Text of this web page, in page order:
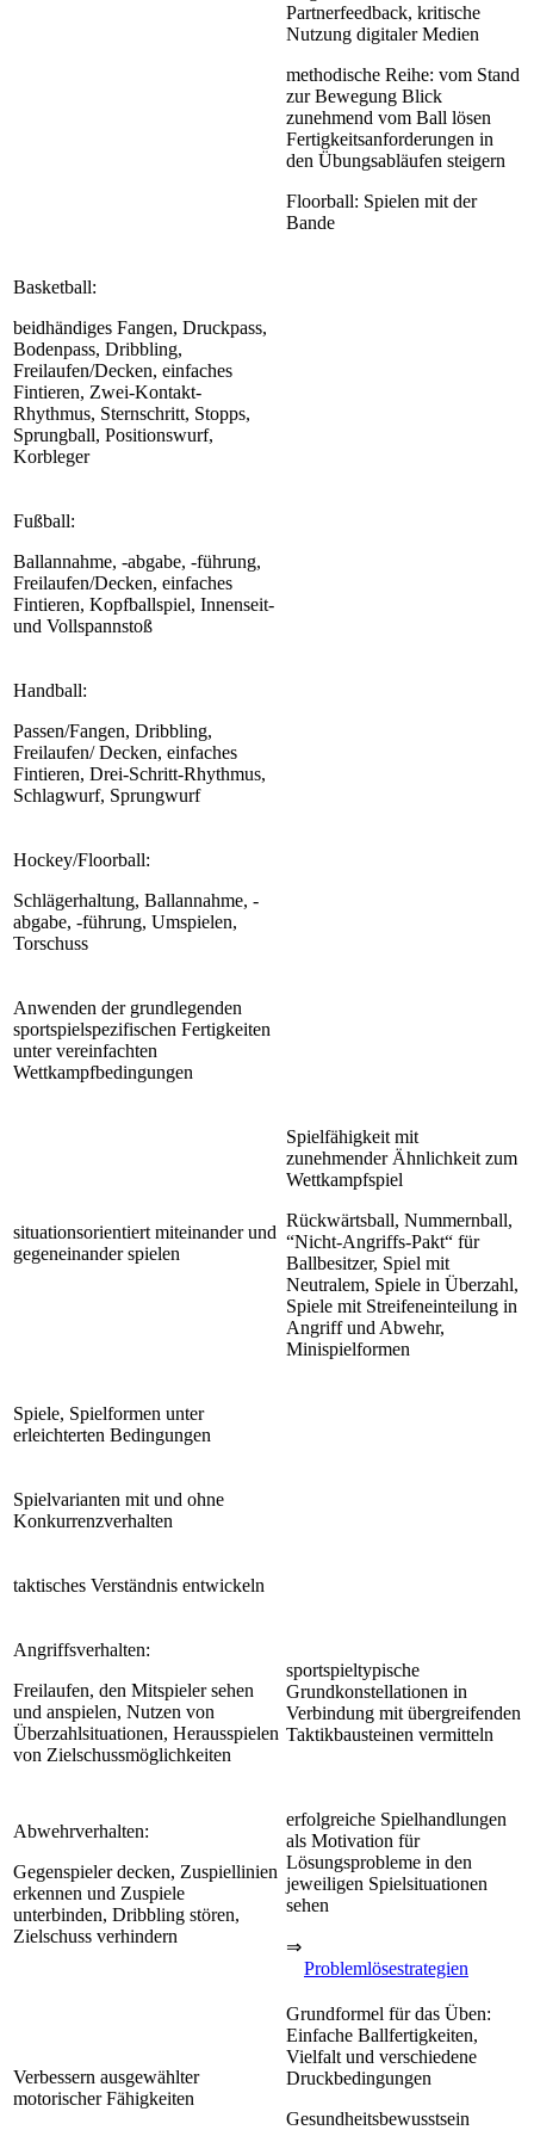
Partnerfeedback, kritische
Nutzung digitaler Medien
methodische Reihe: vom Stand
zur Bewegung Blick
zunehmend vom Ball lösen
Fertigkeitsanforderungen in
den Übungsabläufen steigern
Floorball: Spielen mit der
Bande
Basketball:
beidhändiges Fangen, Druckpass,
Bodenpass, Dribbling,
Freilaufen/Decken, einfaches
Fintieren, Zwei-Kontakt-
Rhythmus, Sternschritt, Stopps,
Sprungball, Positionswurf,
Korbleger
Fußball:
Ballannahme, -abgabe, -führung,
Freilaufen/Decken, einfaches
Fintieren, Kopfballspiel, Innenseit-
und Vollspannstoß
Handball:
Passen/Fangen, Dribbling,
Freilaufen/ Decken, einfaches
Fintieren, Drei-Schritt-Rhythmus,
Schlagwurf, Sprungwurf
Hockey/Floorball:
Schlägerhaltung, Ballannahme, -
abgabe, -führung, Umspielen,
Torschuss
Anwenden der grundlegenden
sportspielspezifischen Fertigkeiten
unter vereinfachten
Wettkampfbedingungen
situationsorientiert miteinander und
gegeneinander spielen
Spielfähigkeit mit
zunehmender Ähnlichkeit zum
Wettkampfspiel
Rückwärtsball, Nummernball,
“Nicht-Angriffs-Pakt“ für
Ballbesitzer, Spiel mit
Neutralem, Spiele in Überzahl,
Spiele mit Streifeneinteilung in
Angriff und Abwehr,
Minispielformen
Spiele, Spielformen unter
erleichterten Bedingungen
Spielvarianten mit und ohne
Konkurrenzverhalten
taktisches Verständnis entwickeln
Angriffsverhalten:
Freilaufen, den Mitspieler sehen
und anspielen, Nutzen von
Überzahlsituationen, Herausspielen
von Zielschussmöglichkeiten
sportspieltypische
Grundkonstellationen in
Verbindung mit übergreifenden
Taktikbausteinen vermitteln
Abwehrverhalten:
Gegenspieler decken, Zuspiellinien
erkennen und Zuspiele
unterbinden, Dribbling stören,
Zielschuss verhindern
erfolgreiche Spielhandlungen
als Motivation für
Lösungsprobleme in den
jeweiligen Spielsituationen
sehen
⇒
Problemlösestrategien
Verbessern ausgewählter
motorischer Fähigkeiten
Grundformel für das Üben:
Einfache Ballfertigkeiten,
Vielfalt und verschiedene
Druckbedingungen
Gesundheitsbewusstsein